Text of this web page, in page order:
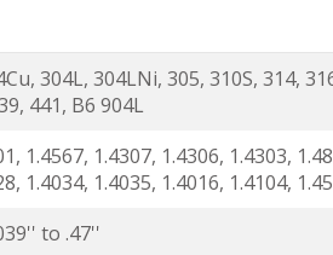
304L, 304LNi, 305, 310S, 314,
441, B6 904L
1.4567, 1.4307, 1.4306, 1.4303,
1.4034, 1.4035, 1.4016, 1.4104,
to .47''